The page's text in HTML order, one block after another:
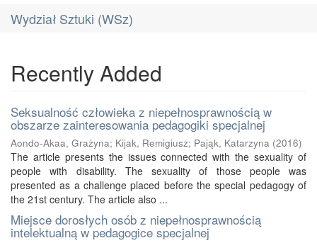
Wydział Sztuki (WSz)
Recently Added
Seksualność człowieka z niepełnosprawnością w
obszarze zainteresowania pedagogiki specjalnej
Aondo-Akaa, Grażyna; Kijak, Remigiusz; Pająk, Katarzyna (2016)
The article presents the issues connected with the sexuality of
people with disability. The sexuality of those people was
presented as a challenge placed before the special pedagogy of
the 21st century. The article also ...
Miejsce dorosłych osób z niepełnosprawnością
intelektualną w pedagogice specjalnej